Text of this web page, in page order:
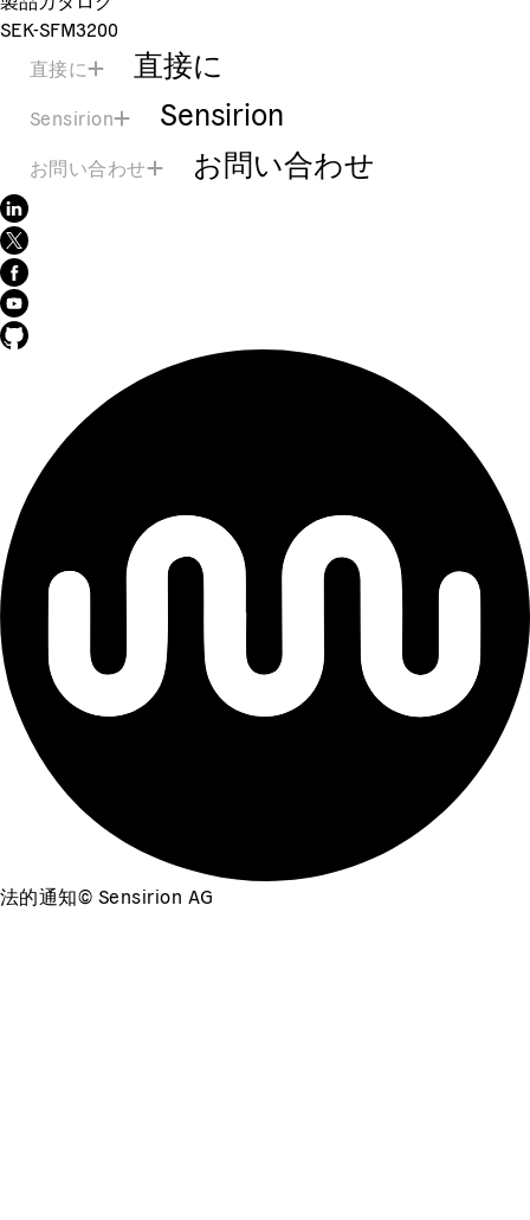
SEK-SFM3200
直接に
直接に
Sensirion Sensirion
お問い合わせ お問い合わせ
法的通知© Sensirion AG